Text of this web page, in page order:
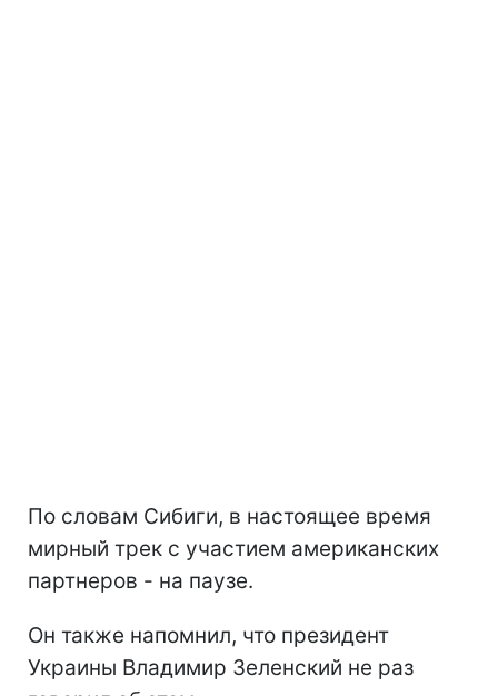
По словам Сибиги, в настоящее время
мирный трек с участием американских
партнеров - на паузе.
Он также напомнил, что президент
Украины Владимир Зеленский не раз